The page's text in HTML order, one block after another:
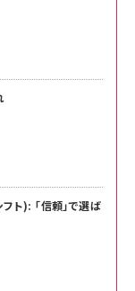
ト): 「信頼」で選ば